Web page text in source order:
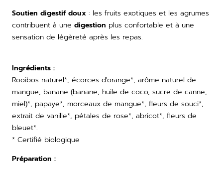
Soutien digestif doux : les fruits exotiques et les agrumes
contribuent à une digestion plus confortable et à une
sensation de légèreté après les repas.
Ingrédients :
Rooibos naturel*, écorces d'orange*, arôme naturel de
mangue, banane (banane, huile de coco, sucre de canne,
miel)*, papaye*, morceaux de mangue*, fleurs de souci*,
extrait de vanille*, pétales de rose*, abricot*, fleurs de
bleuet*.
* Certifié biologique
Préparation :